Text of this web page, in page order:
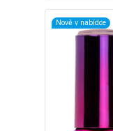
Nově v nabídce